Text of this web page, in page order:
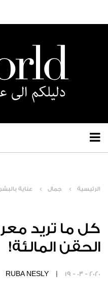
الرئيسية جمال عناية
كل ما تريد
الحقن المالئة!
RUBA NESLY | 19 - 03 - 2020